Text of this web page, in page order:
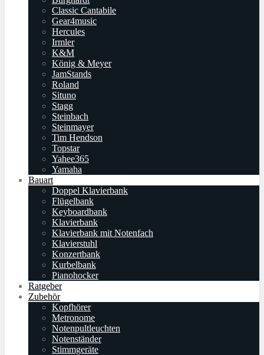
Classic Cantabile
Gear4music
Hercules
Irmler
K&M
König & Meyer
JamStands
Roland
Situno
Stagg
Steinbach
Steinmayer
Tim Hendson
Topstar
Yahee365
Yamaha
Bauart
Doppel Klavierbank
Flügelbank
Keyboardbank
Klavierbank
Klavierbank mit Notenfach
Klavierstuhl
Konzertbank
Kurbelbank
Pianohocker
Ratgeber
Zubehör
Kopfhörer
Metronome
Notenpultleuchten
Notenständer
Stimmgeräte